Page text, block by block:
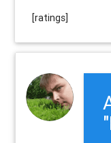
[ratings]